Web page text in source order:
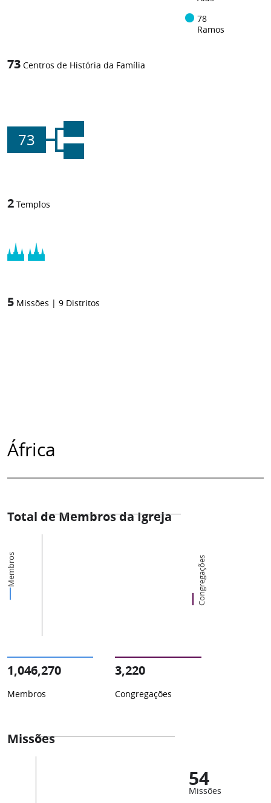
78
Ramos
73 Centros de História da Família
73
2 Templos
5 Missões | 9 Distritos
África
Total de Membros da Igreja
Membros Congregações
1,046,270
Membros
3,220
Congregações
Missões
54
Missões